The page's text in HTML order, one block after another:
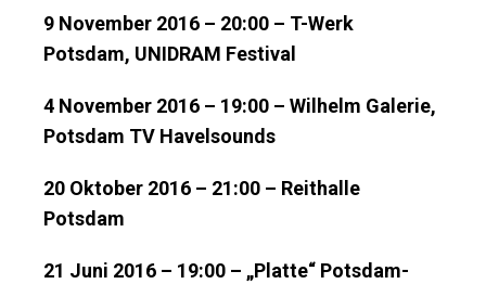
9 November 2016 – 20:00 – T-Werk
Potsdam, UNIDRAM Festival
4 November 2016 – 19:00 – Wilhelm Galerie,
Potsdam TV Havelsounds
20 Oktober 2016 – 21:00 – Reithalle
Potsdam
21 Juni 2016 – 19:00 – „Platte“ Potsdam-